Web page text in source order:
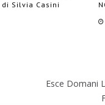
di Silvia Casini
Esce Domani